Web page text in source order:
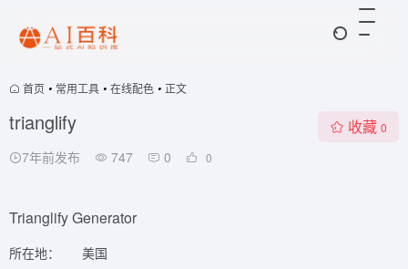
首页 • 常用工具 • 在线配色 • 正文
trianglify
7年前发布 747 0 0
收藏 0
Trianglify Generator
所在地：
美国